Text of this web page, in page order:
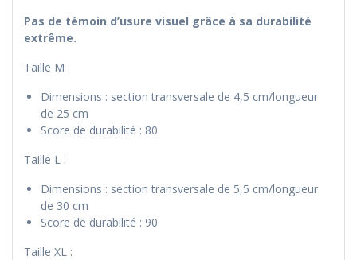
Pas de témoin d’usure visuel grâce à sa durabilité
extrême.
Taille M :
Dimensions : section transversale de 4,5 cm/longueur
de 25 cm
Score de durabilité : 80
Taille L :
Dimensions : section transversale de 5,5 cm/longueur
de 30 cm
Score de durabilité : 90
Taille XL :